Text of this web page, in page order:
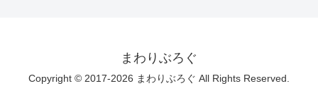
まわりぶろぐ
Copyright © 2017-2026 まわりぶろぐ All Rights Reserved.